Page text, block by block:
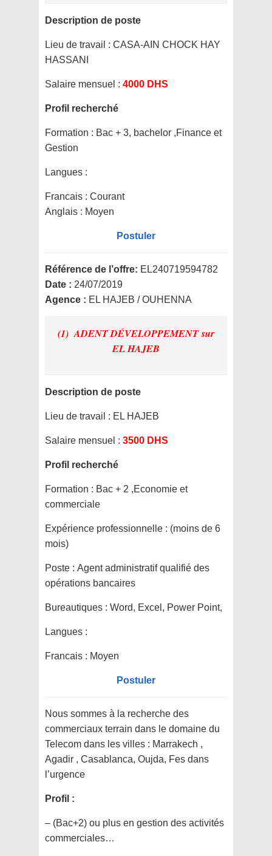
Description de poste
Lieu de travail : CASA-AIN CHOCK HAY
HASSANI
Salaire mensuel : 4000 DHS
Profil recherché
Formation : Bac + 3, bachelor ,Finance et
Gestion
Langues :
Francais : Courant
Anglais : Moyen
Postuler
Référence de l’offre: EL240719594782
Date : 24/07/2019
Agence : EL HAJEB / OUHENNA
(1) ADENT DÉVELOPPEMENTsur
EL HAJEB
Description de poste
Lieu de travail : EL HAJEB
Salaire mensuel : 3500 DHS
Profil recherché
Formation : Bac + 2 ,Economie et
commerciale
Expérience professionnelle : (moins de 6
mois)
Poste : Agent administratif qualifié des
opérations bancaires
Bureautiques : Word, Excel, Power Point,
Langues :
Francais : Moyen
Postuler
Nous sommes à la recherche des
commerciaux terrain dans le domaine du
Telecom dans les villes : Marrakech ,
Agadir , Casablanca, Oujda, Fes dans
l’urgence
Profil :
– (Bac+2) ou plus en gestion des activités
commerciales…